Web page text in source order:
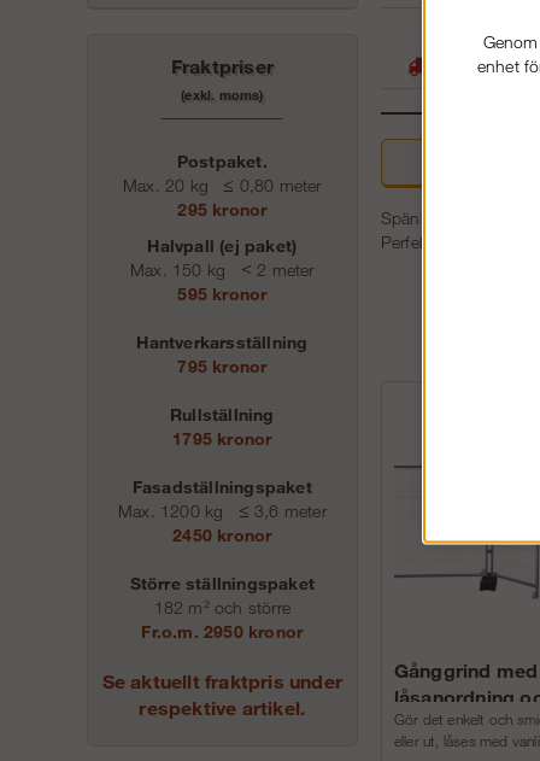
Fraktpriser
(exkl. moms)
Postpaket.
Max. 20 kg
≤ 0,80 meter
295 kronor
Halvpall (ej paket)
Max. 150 kg < 2 meter
595 kronor
Hantverkarsställning
795 kronor
Rullställning
1795 kronor
Fasadställningspaket
Max. 1200 kg
≤ 3,6 meter
2450 kronor
Större ställningspaket
182 m² och större
Fr.o.m. 2950 kronor
Se aktuellt fraktpris under
respektive artikel.
Stora lager
Spännrem på 160cm.
Perfekt till att
Gånggrind med
låsanordning
Gör det enkelt och
eller ut, låses med
enhet